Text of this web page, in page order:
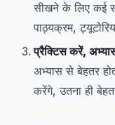
सीखने के लिए कई
पाठ्यक्रम,
प्रैक्टिस करें,
अभ्यास से बेहतर
करेंगे, उतना ही